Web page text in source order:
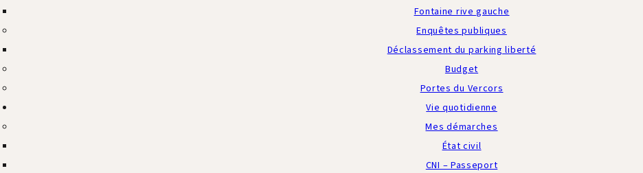
Fontaine rive gauche
Enquêtes publiques
Déclassement du parking liberté
Budget
Portes du Vercors
Vie quotidienne
Mes démarches
État civil
CNI – Passeport